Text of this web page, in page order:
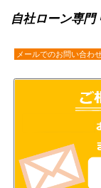
自社ローン専門
メールでのお問い合わ